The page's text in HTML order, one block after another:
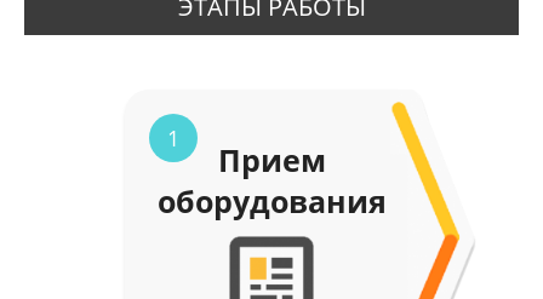
ЭТАПЫ РАБОТЫ
1
Прием
оборудования